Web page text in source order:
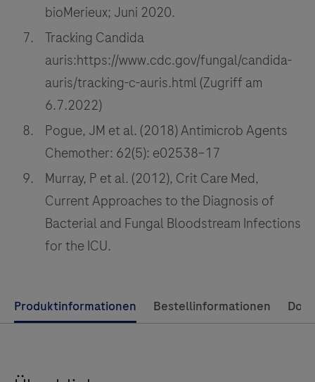
bioMerieux; Juni 2020.
Tracking Candida
auris:https://www.cdc.gov/fungal/candida-
auris/tracking-c-auris.html (Zugriff am
6.7.2022)
Pogue, JM et al. (2018) Antimicrob Agents
Chemother: 62(5): e02538–17
Murray, P et al. (2012), Crit Care Med,
Current Approaches to the Diagnosis of
Bacterial and Fungal Bloodstream Infections
for the ICU.
Use
left
Produktinformationen Bestellinformationen